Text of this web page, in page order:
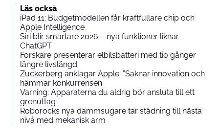
Läs också
iPad 11: Budgetmodellen får kraftfullare chip och
Apple Intelligence
Siri blir smartare 2026 – nya funktioner liknar
ChatGPT
Forskare presenterar elbilsbatteri med tio gånger
längre livslängd
Zuckerberg anklagar Apple: ”Saknar innovation och
hämmar konkurrensen
Varning: Apparaterna du aldrig bör ansluta till ett
grenuttag
Roborocks nya dammsugare tar städning till nästa
nivå med mekanisk arm